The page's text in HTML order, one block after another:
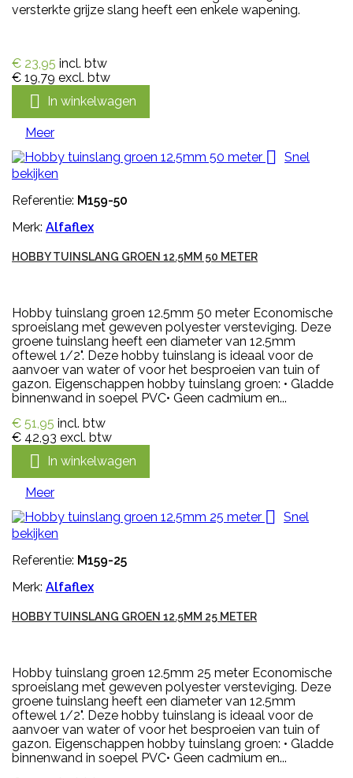
versterkte grijze slang heeft een enkele wapening.
€ 23,95 incl. btw
€ 19,79 excl. btw
 In winkelwagen
Meer

Snel
bekijken
Referentie: M159-50
Merk: Alfaflex
HOBBY TUINSLANG GROEN 12.5MM 50 METER
Hobby tuinslang groen 12.5mm 50 meter Economische
sproeislang met geweven polyester versteviging. Deze
groene tuinslang heeft een diameter van 12.5mm
oftewel 1/2". Deze hobby tuinslang is ideaal voor de
aanvoer van water of voor het besproeien van tuin of
gazon. Eigenschappen hobby tuinslang groen: • Gladde
binnenwand in soepel PVC• Geen cadmium en...
€ 51,95 incl. btw
€ 42,93 excl. btw
 In winkelwagen
Meer

Snel
bekijken
Referentie: M159-25
Merk: Alfaflex
HOBBY TUINSLANG GROEN 12.5MM 25 METER
Hobby tuinslang groen 12.5mm 25 meter Economische
sproeislang met geweven polyester versteviging. Deze
groene tuinslang heeft een diameter van 12.5mm
oftewel 1/2". Deze hobby tuinslang is ideaal voor de
aanvoer van water of voor het besproeien van tuin of
gazon. Eigenschappen hobby tuinslang groen: • Gladde
binnenwand in soepel PVC• Geen cadmium en...